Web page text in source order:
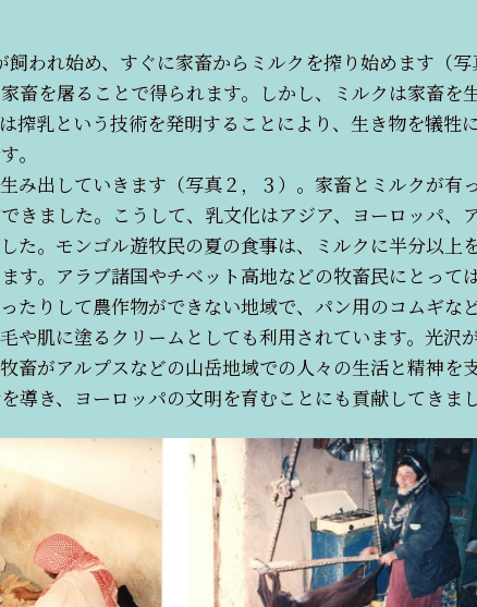
われ始め、すぐに家畜からミルクを搾り始めます（写
畜を屠ることで得られます。しかし、ミルクは家畜を
搾乳という技術を発明することにより、生き物を犠牲
。
出していきます（写真２，３）。家畜とミルクが有
きました。こうして、乳文化はアジア、ヨーロッパ、
た。モンゴル遊牧民の夏の食事は、ミルクに半分以上
す。アラブ諸国やチベット高地などの牧畜民にとって
たりして農作物ができない地域で、パン用のコムギな
や肌に塗るクリームとしても利用されています。光沢
がアルプスなどの山岳地域での人々の生活と精神を支
き、ヨーロッパの文明を育むことにも貢献してきまし